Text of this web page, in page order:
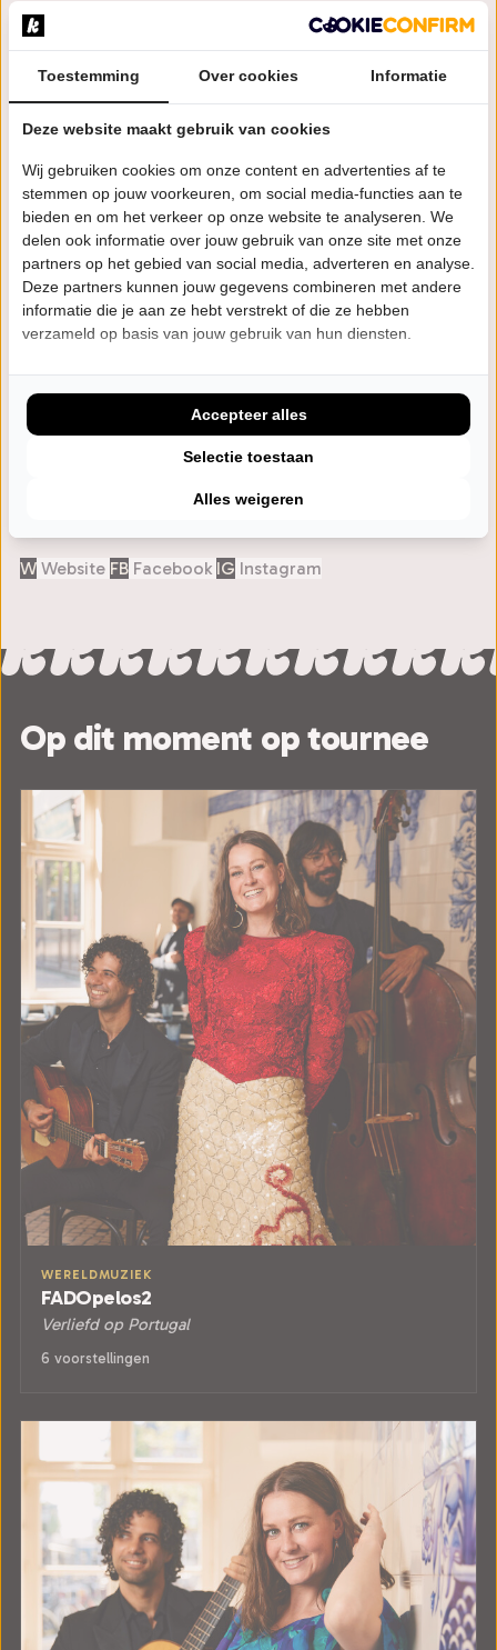
Eerdere voorstellingen
Door de straten van Lissabon duoseizoen 25/26
Door de Straten van Lissabonseizoen 25/26
5 voorstellingenWereldmuziek
Viver e Viverseizoen 24/2512 voorstellingen
Wereldmuziek
Viver e Viverseizoen 23/2410 voorstellingen
Volg FADOpelos2
W Website FB Facebook IG Instagram
Op dit moment op tournee
WERELDMUZIEK
FADOpelos2
Verliefd op Portugal
6 voorstellingen
Toestemming Over cookies Informatie
Deze website maakt gebruik van cookies
Wij gebruiken cookies om onze content en advertenties af te
stemmen op jouw voorkeuren, om social media-functies aan te
bieden en om het verkeer op onze website te analyseren. We
delen ook informatie over jouw gebruik van onze site met onze
partners op het gebied van social media, adverteren en analyse.
Deze partners kunnen jouw gegevens combineren met andere
informatie die je aan ze hebt verstrekt of die ze hebben
verzameld op basis van jouw gebruik van hun diensten.
Alles weigeren
Selectie toestaan
Accepteer alles